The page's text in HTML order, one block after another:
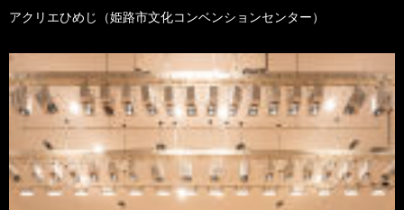
アクリエひめじ（姫路市文化コンベンションセンター）